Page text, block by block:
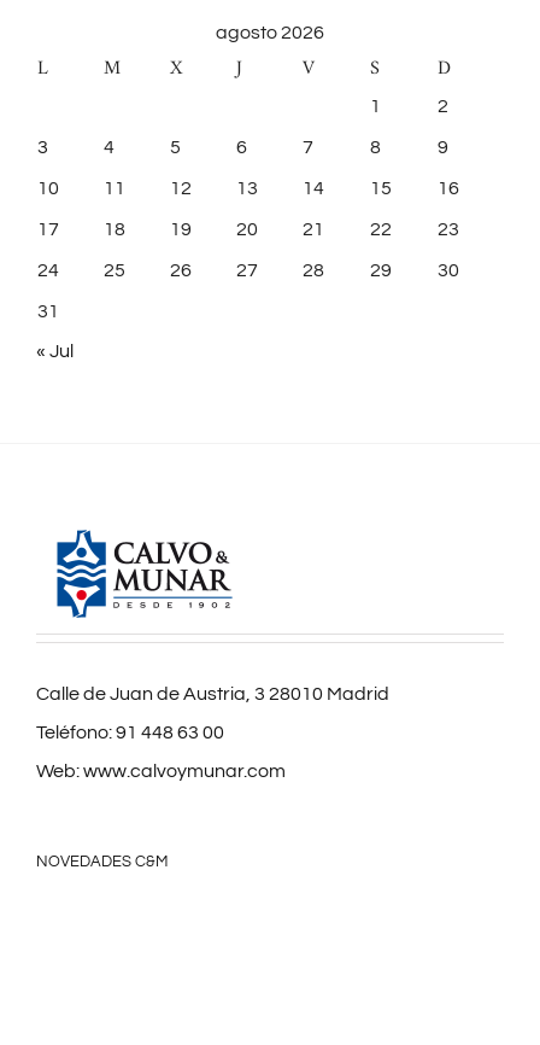
agosto 2026
L M X J V S D
1 2
3 4 5 6 7 8 9
10 11 12 13 14 15 16
17 18 19 20 21 22 23
24 25 26 27 28 29 30
31
« Jul
Calle de Juan de Austria, 3 28010 Madrid
Teléfono:91 448 63 00
Web:www.calvoymunar.com
NOVEDADES C&M